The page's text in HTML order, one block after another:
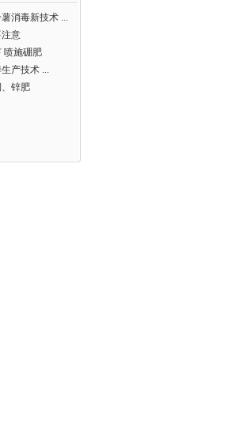
消毒新技术 ...
意
喷施硼肥
产技术 ...
锌肥